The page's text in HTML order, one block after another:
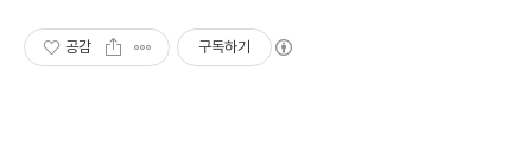
공감 구독하기